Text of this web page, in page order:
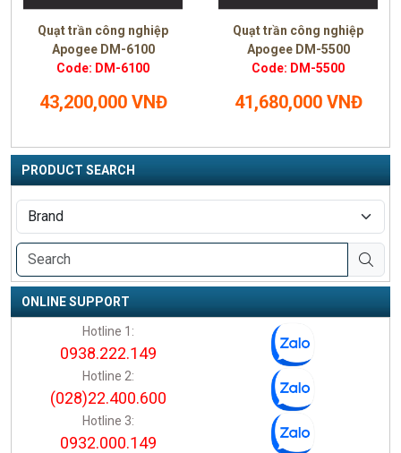
PRODUCT SEARCH
ONLINE SUPPORT
Hotline 1:
0938.222.149
Hotline 2:
(028)22.400.600
Hotline 3:
0932.000.149
Quạt trần công nghiệp
Apogee DM-6100
Code: DM-6100
43,200,000 VNĐ
Quạt trần công nghiệp
Apogee DM-5500
Code: DM-5500
41,680,000 VNĐ